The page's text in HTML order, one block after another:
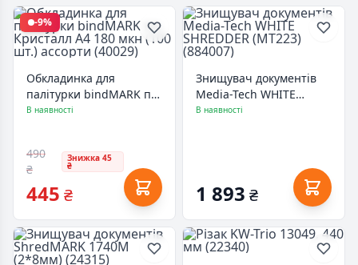
-9%
Обкладинка для
палітурки bindMARK пл.
Кристалл А4 180 мкн
В наявності
490
₴
Знижка 45
₴
445 ₴
Знищувач документів
Media-Tech WHITE
SHREDDER (MT223)
В наявності
1 893 ₴